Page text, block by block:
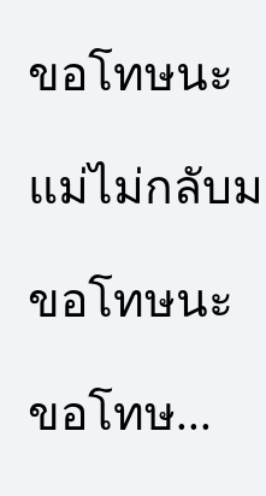
ขอโทษนะ
แม่ไม่กลับ
ขอโทษนะ
ขอโทษ...